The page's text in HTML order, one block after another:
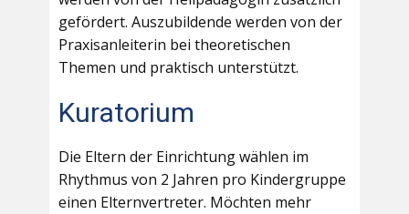
gefördert. Auszubildende werden von der
Praxisanleiterin bei theoretischen
Themen und praktisch unterstützt.
Kuratorium
Die Eltern der Einrichtung wählen im
Rhythmus von 2 Jahren pro Kindergruppe
einen Elternvertreter. Möchten mehr